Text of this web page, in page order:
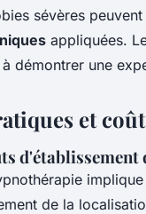
sévères
appliquées.
démontrer une
et
d'établissement
de la